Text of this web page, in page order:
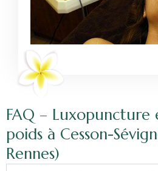
FAQ –
poids à Cesson-
Rennes)